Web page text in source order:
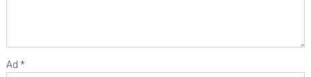
Ad *